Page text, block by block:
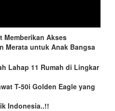
Memberikan Akses
Merata untuk Anak Bangsa
Lahap 11 Rumah di Lingkar
T-50i Golden Eagle yang
Indonesia..!!